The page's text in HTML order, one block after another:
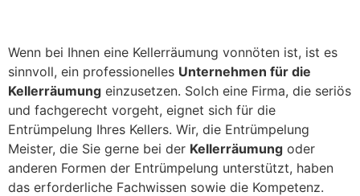
Wenn bei Ihnen eine Kellerräumung vonnöten ist, ist es
sinnvoll, ein professionelles Unternehmen für die
Kellerräumung einzusetzen. Solch eine Firma, die seriös
und fachgerecht vorgeht, eignet sich für die
Entrümpelung Ihres Kellers. Wir, die Entrümpelung
Meister, die Sie gerne bei der Kellerräumung oder
anderen Formen der Entrümpelung unterstützt, haben
das erforderliche Fachwissen sowie die Kompetenz.